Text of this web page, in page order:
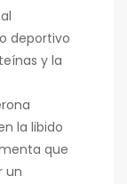
deportivo
y la
la libido
que
un